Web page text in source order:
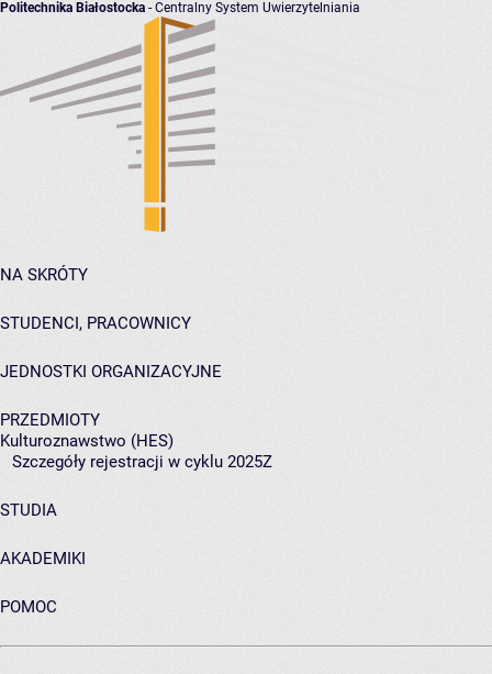
Politechnika Białostocka - Centralny System Uwierzytelniania
NA SKRÓTY
STUDENCI, PRACOWNICY
JEDNOSTKI ORGANIZACYJNE
PRZEDMIOTY
Kulturoznawstwo (HES)
Szczegóły rejestracji w cyklu 2025Z
STUDIA
AKADEMIKI
POMOC